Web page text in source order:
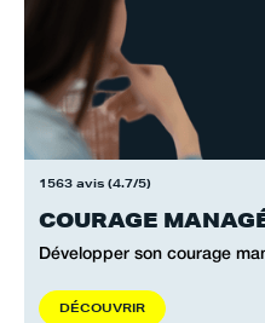
1563 avis (4.7/5)
COURAGE
Développer son courage
DÉCOUVRIR